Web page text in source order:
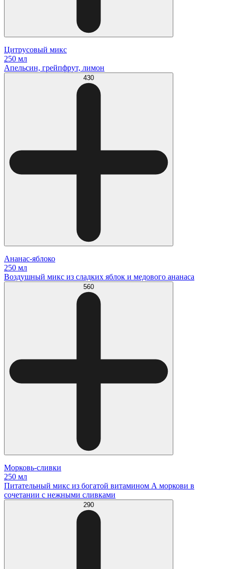
Цитрусовый микс
250 мл
Апельсин, грейпфрут, лимон
430
Ананас-яблоко
250 мл
Воздушный микс из сладких яблок и медового ананаса
560
Морковь-сливки
250 мл
Питательный микс из богатой витамином А моркови в
сочетании с нежными сливками
290